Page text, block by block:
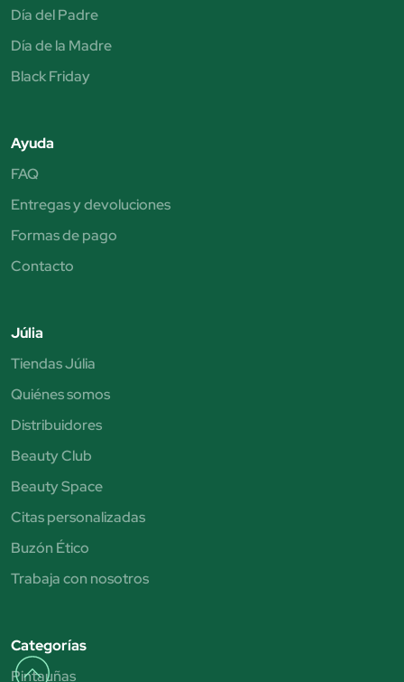
Día del Padre
Día de la Madre
Black Friday
Ayuda
FAQ
Entregas y devoluciones
Formas de pago
Contacto
Júlia
Tiendas Júlia
Quiénes somos
Distribuidores
Beauty Club
Beauty Space
Citas personalizadas
Buzón Ético
Trabaja con nosotros
Categorías
Pintauñas